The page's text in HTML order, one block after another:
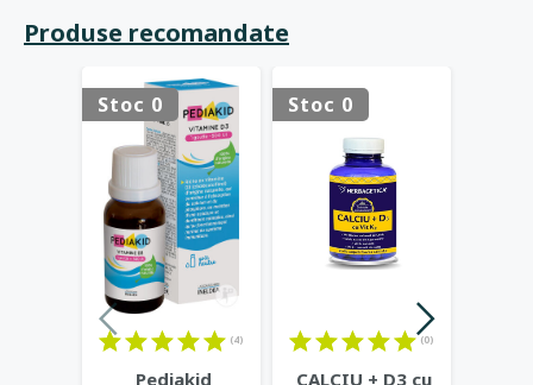
Produse recomandate
Stoc 0
(4)
Pediakid
Stoc 0
(0)
CALCIU + D3 cu